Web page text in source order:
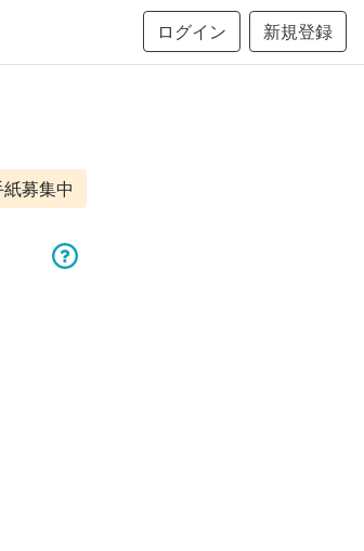
ログイン 新規登録
紙募集中